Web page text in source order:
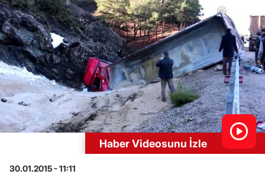
Haber Videosunu İzle
30.01.2015 - 11:11